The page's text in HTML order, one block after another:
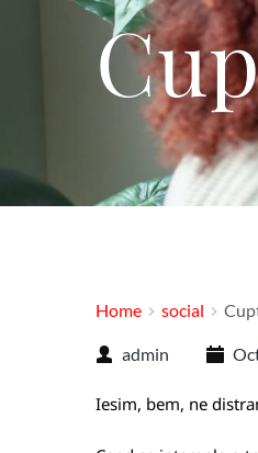
Home social
admin
Iesim, bem, ne